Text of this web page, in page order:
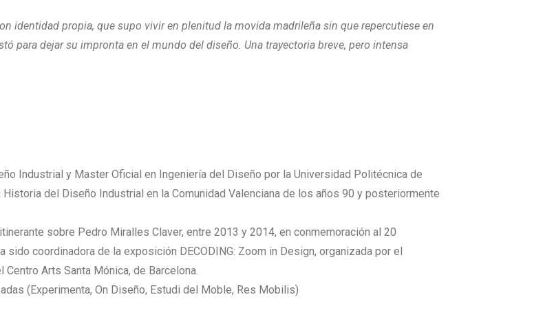
identidad propia, que supo vivir en plenitud la movida madrileña sin que repercutiese en
para dejar su impronta en el mundo del diseño. Una trayectoria breve, pero intensa
Industrial y Master Oficial en Ingeniería del Diseño por la Universidad Politécnica de
del Diseño Industrial en la Comunidad Valenciana de los años 90 y posteriormente
sobre Pedro Miralles Claver, entre 2013 y 2014, en conmemoración al 20
coordinadora de la exposición DECODING: Zoom in Design, organizada por el
Arts Santa Mónica, de Barcelona.
(Experimenta, On Diseño, Estudi del Moble, Res Mobilis)